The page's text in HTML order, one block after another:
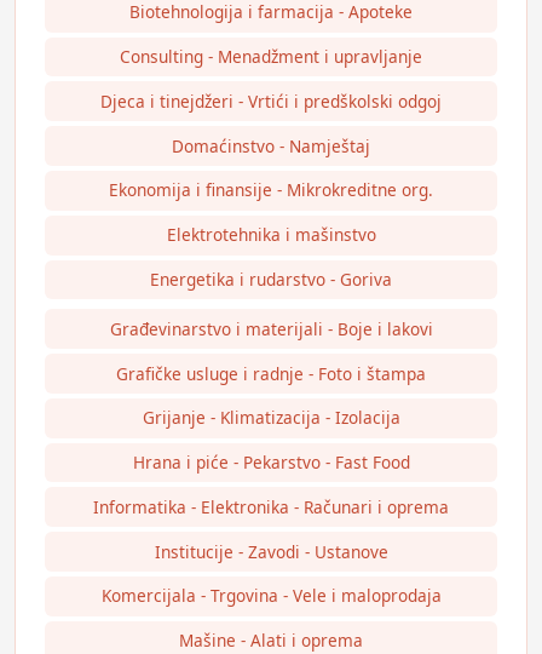
Biotehnologija i farmacija - Apoteke
Consulting - Menadžment i upravljanje
Djeca i tinejdžeri - Vrtići i predškolski odgoj
Domaćinstvo - Namještaj
Ekonomija i finansije - Mikrokreditne org.
Elektrotehnika i mašinstvo
Energetika i rudarstvo - Goriva
Građevinarstvo i materijali - Boje i lakovi
Grafičke usluge i radnje - Foto i štampa
Grijanje - Klimatizacija - Izolacija
Hrana i piće - Pekarstvo - Fast Food
Informatika - Elektronika - Računari i oprema
Institucije - Zavodi - Ustanove
Komercijala - Trgovina - Vele i maloprodaja
Mašine - Alati i oprema